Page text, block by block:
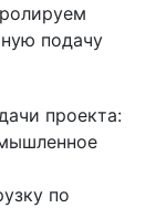
подачу
проекта:
по